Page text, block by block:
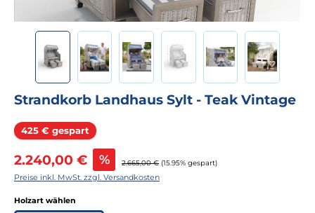
Strandkorb Landhaus Sylt - Teak Vintage
425 € gespart Rabatt
Verkaufspreis:
2.240,00 € % Regulärer Preis:
2.665,00 € (15.95% gespart)
Preise inkl. MwSt. zzgl. Versandkosten
Holzart wählen